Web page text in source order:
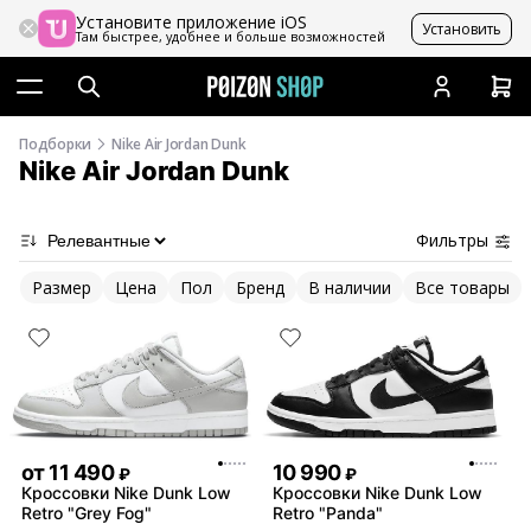
Установите приложение iOS
Там быстрее, удобнее и больше возможностей Установить
Подборки Nike Air Jordan Dunk
Nike Air Jordan Dunk
Фильтры
Размер Цена Пол Бренд В наличии Все товары
от11 490 ₽
Кроссовки Nike Dunk Low
Retro "Grey Fog"
10 990 ₽
Кроссовки Nike Dunk Low
Retro "Panda"